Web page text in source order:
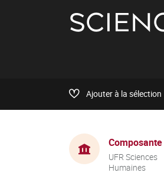
Ajouter à la sélection
Composante
UFR Sciences
Humaines